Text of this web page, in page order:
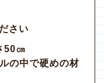
さい
50㎝
中で硬めの材